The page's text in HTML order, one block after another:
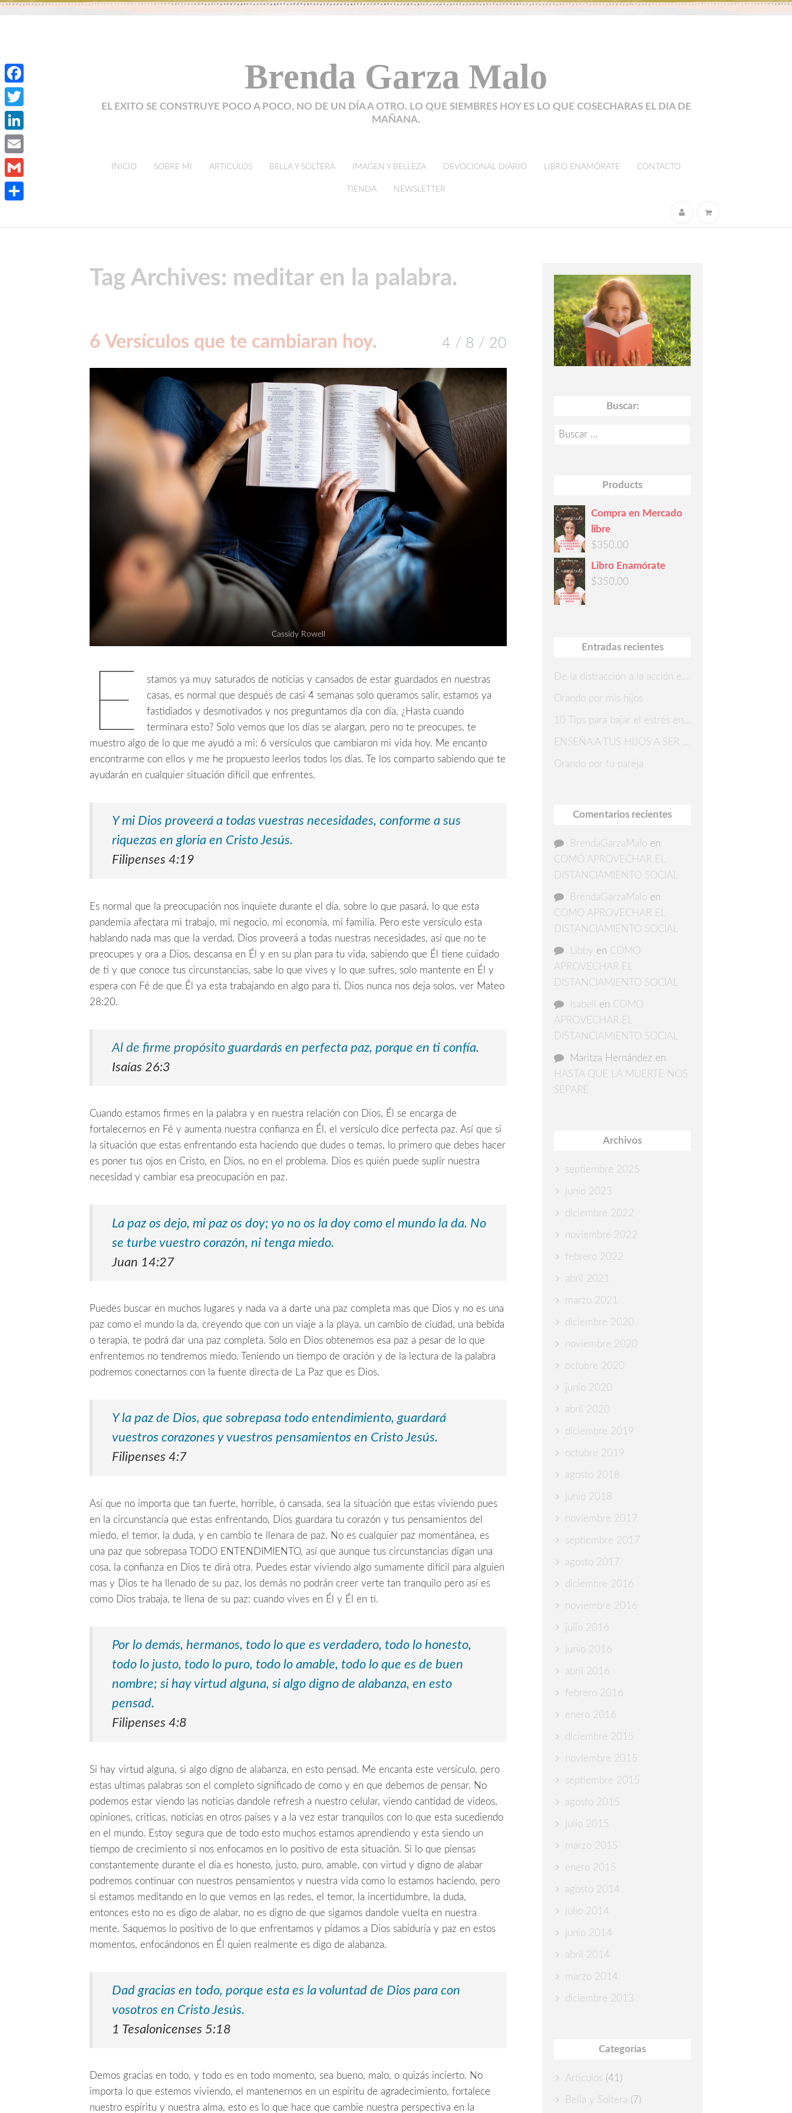
Brenda Garza Malo
EL EXITO SE CONSTRUYE POCO A POCO, NO DE UN DÍA A OTRO. LO QUE SIEMBRES HOY ES LO QUE COSECHARAS EL DIA DE
MAÑANA.
skip to content
INICIO SOBRE MI ARTICULOS BELLA Y SOLTERA IMAGEN Y BELLEZA DEVOCIONAL DIARIO LIBRO ENAMÓRATE CONTACTO
TIENDA NEWSLETTER
Tag Archives: meditar en la palabra.
6 Versículos que te cambiaran hoy. 4 / 8 / 20
Cassidy Rowell
E
stamos ya muy saturados de noticias y cansados de estar guardados en nuestras
casas, es normal que después de casi 4 semanas solo queramos salir, estamos ya
fastidiados y desmotivados y nos preguntamos día con día, ¿Hasta cuando
terminara esto? Solo vemos que los días se alargan, pero no te preocupes, te
muestro algo de lo que me ayudó a mi: 6 versículos que cambiaron mi vida hoy. Me encanto
encontrarme con ellos y me he propuesto leerlos todos los días. Te los comparto sabiendo que te
ayudarán en cualquier situación difícil que enfrentes.
Y mi Dios proveerá a todas vuestras necesidades, conforme a sus
riquezas en gloria en Cristo Jesús.
Filipenses 4:19
Es normal que la preocupación nos inquiete durante el día, sobre lo que pasará, lo que esta
pandemia afectara mi trabajo, mi negocio, mi economía, mi familia. Pero este versículo esta
hablando nada mas que la verdad, Dios proveerá a todas nuestras necesidades, así que no te
preocupes y ora a Dios, descansa en Él y en su plan para tu vida, sabiendo que Él tiene cuidado
de ti y que conoce tus circunstancias, sabe lo que vives y lo que sufres, solo mantente en Él y
espera con Fé de que Él ya esta trabajando en algo para ti, Dios nunca nos deja solos, ver Mateo
28:20.
Al de firme propósito guardarás en perfecta paz, porque en ti confía.
Isaías 26:3
Cuando estamos firmes en la palabra y en nuestra relación con Dios, Él se encarga de
fortalecernos en Fé y aumenta nuestra confianza en Él, el versículo dice perfecta paz. Así que si
la situación que estas enfrentando esta haciendo que dudes o temas, lo primero que debes hacer
es poner tus ojos en Cristo, en Dios, no en el problema. Dios es quién puede suplir nuestra
necesidad y cambiar esa preocupación en paz.
La paz os dejo, mi paz os doy; yo no os la doy como el mundo la da. No
se turbe vuestro corazón, ni tenga miedo.
Juan 14:27
Puedes buscar en muchos lugares y nada va a darte una paz completa mas que Dios y no es una
paz como el mundo la da, creyendo que con un viaje a la playa, un cambio de ciudad, una bebida
o terapia, te podrá dar una paz completa. Solo en Dios obtenemos esa paz a pesar de lo que
enfrentemos no tendremos miedo. Teniendo un tiempo de oración y de la lectura de la palabra
podremos conectarnos con la fuente directa de La Paz que es Dios.
Y la paz de Dios, que sobrepasa todo entendimiento, guardará
vuestros corazones y vuestros pensamientos en Cristo Jesús.
Filipenses 4:7
Así que no importa que tan fuerte, horrible, ó cansada, sea la situación que estas viviendo pues
en la circunstancia que estas enfrentando, Dios guardara tu corazón y tus pensamientos del
miedo, el temor, la duda, y en cambio te llenara de paz. No es cualquier paz momentánea, es
una paz que sobrepasa TODO ENTENDIMIENTO, así que aunque tus circunstancias digan una
cosa, la confianza en Dios te dirá otra. Puedes estar viviendo algo sumamente difícil para alguien
mas y Dios te ha llenado de su paz, los demás no podrán creer verte tan tranquilo pero así es
como Dios trabaja, te llena de su paz: cuando vives en Él y Él en ti.
Por lo demás, hermanos, todo lo que es verdadero, todo lo honesto,
todo lo justo, todo lo puro, todo lo amable, todo lo que es de buen
nombre; si hay virtud alguna, si algo digno de alabanza, en esto
pensad.
Filipenses 4:8
Si hay virtud alguna, si algo digno de alabanza, en esto pensad. Me encanta este versículo, pero
estas ultimas palabras son el completo significado de como y en que debemos de pensar. No
podemos estar viendo las noticias dandole refresh a nuestro celular, viendo cantidad de videos,
opiniones, criticas, noticias en otros países y a la vez estar tranquilos con lo que esta sucediendo
en el mundo. Estoy segura que de todo esto muchos estamos aprendiendo y esta siendo un
tiempo de crecimiento si nos enfocamos en lo positivo de esta situación. Si lo que piensas
constantemente durante el día es honesto, justo, puro, amable, con virtud y digno de alabar
podremos continuar con nuestros pensamientos y nuestra vida como lo estamos haciendo, pero
si estamos meditando en lo que vemos en las redes, el temor, la incertidumbre, la duda,
entonces esto no es digo de alabar, no es digno de que sigamos dandole vuelta en nuestra
mente. Saquemos lo positivo de lo que enfrentamos y pidamos a Dios sabiduría y paz en estos
momentos, enfocándonos en Él quien realmente es digo de alabanza.
Dad gracias en todo, porque esta es la voluntad de Dios para con
vosotros en Cristo Jesús.
1 Tesalonicenses 5:18
Demos gracias en todo, y todo es en todo momento, sea bueno, malo, o quizás incierto. No
importa lo que estemos viviendo, el mantenernos en un espíritu de agradecimiento, fortalece
nuestro espíritu y nuestra alma, esto es lo que hace que cambie nuestra perspectiva en la
Buscar:
Buscar:
Products
Compra en Mercado
libre
$350.00
Libro Enamórate
$350.00
Entradas recientes
De la distracción a la acción en 7 pasos
Orando por mis hijos
10 Tips para bajar el estrés en Navidad
ENSEÑA A TUS HIJOS A SER AGRADECIDOS
Orando por tu pareja
Comentarios recientes
BrendaGarzaMalo en
COMO APROVECHAR EL
DISTANCIAMIENTO SOCIAL
BrendaGarzaMalo en
COMO APROVECHAR EL
DISTANCIAMIENTO SOCIAL
Libby en COMO
APROVECHAR EL
DISTANCIAMIENTO SOCIAL
Isabell en COMO
APROVECHAR EL
DISTANCIAMIENTO SOCIAL
Maritza Hernández en
HASTA QUE LA MUERTE NOS
SEPARE
Archivos
septiembre 2025
junio 2023
diciembre 2022
noviembre 2022
febrero 2022
abril 2021
marzo 2021
diciembre 2020
noviembre 2020
octubre 2020
junio 2020
abril 2020
diciembre 2019
octubre 2019
agosto 2018
junio 2018
noviembre 2017
septiembre 2017
agosto 2017
diciembre 2016
noviembre 2016
julio 2016
junio 2016
abril 2016
febrero 2016
enero 2016
diciembre 2015
noviembre 2015
septiembre 2015
agosto 2015
julio 2015
marzo 2015
enero 2015
agosto 2014
julio 2014
junio 2014
abril 2014
marzo 2014
diciembre 2013
Categorías
Articulos (41)
Bella y Soltera (7)
Facebook
Twitter
LinkedIn
Email
Gmail